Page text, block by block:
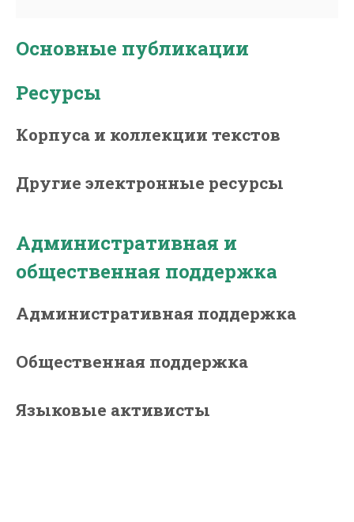
Основные публикации
Ресурсы
Корпуса и коллекции текстов
Другие электронные ресурсы
Административная и
общественная поддержка
Административная поддержка
Общественная поддержка
Языковые активисты